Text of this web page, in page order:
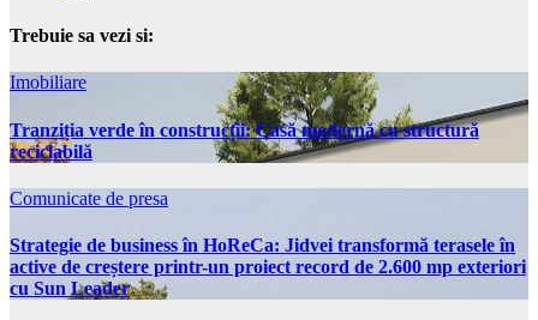
Trebuie sa vezi si:
Imobiliare
Tranziția verde în construcții: Casă modernă cu structură
reciclabilă
Comunicate de presa
Strategie de business în HoReCa: Jidvei transformă terasele în
active de creștere printr-un proiect record de 2.600 mp exteriori
cu Sun Leader